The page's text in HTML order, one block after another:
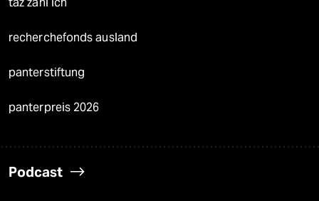
recherchefonds ausland
panterstiftung
panterpreis 2026
Podcast